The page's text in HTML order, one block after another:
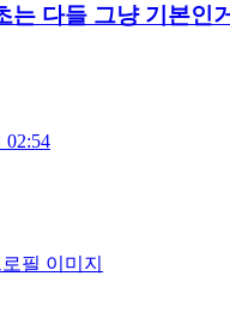
는 다들 그냥 기본인
02:54